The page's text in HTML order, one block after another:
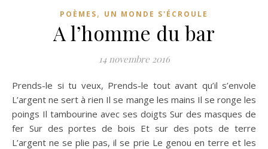
POÈMES, UN MONDE S'ÉCROULE
A l’homme du bar
14 novembre 2016
Prends-le si tu veux, Prends-le tout avant qu’il s’envole
L’argent ne sert à rien Il se mange les mains Il se ronge les
poings Il tambourine avec ses doigts Sur des masques de
fer Sur des portes de bois Et sur des pots de terre
L’argent ne se plie pas, il se prie Le genou en terre et les